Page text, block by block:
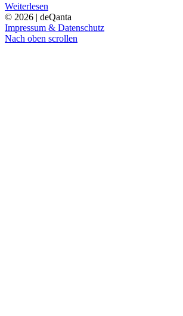
Weiterlesen
© 2026 | deQanta
Impressum & Datenschutz
Nach oben scrollen